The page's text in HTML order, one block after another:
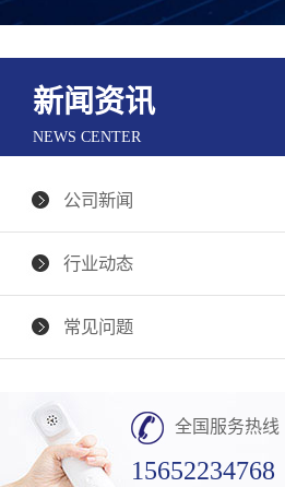
新闻资讯
NEWS CENTER
公司新闻
行业动态
常见问题
全国服务热线
15652234768